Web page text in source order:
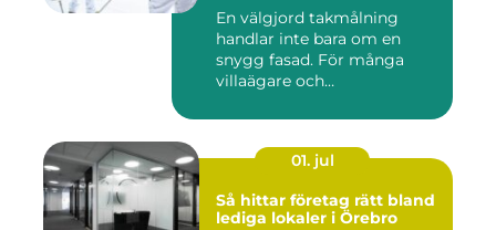
En välgjord takmålning
handlar inte bara om en
snygg fasad. För många
villaägare och
01. jul
Så hittar företag rätt bland
lediga lokaler i Örebro